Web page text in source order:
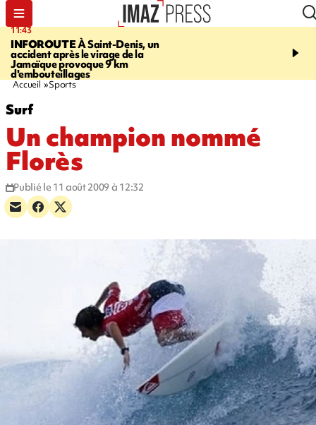
11:43
INFOROUTEÀ Saint-Denis, un
accident après le virage de la
Jamaïque provoque 9 km
d'embouteillages
16:35
gendarmes évacuent
Accueil Sports
Surf
Un champion nommé
Florès
Publié le 11 août 2009 à 12:32